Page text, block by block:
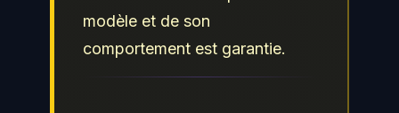
modèle et de son
comportement est garantie.